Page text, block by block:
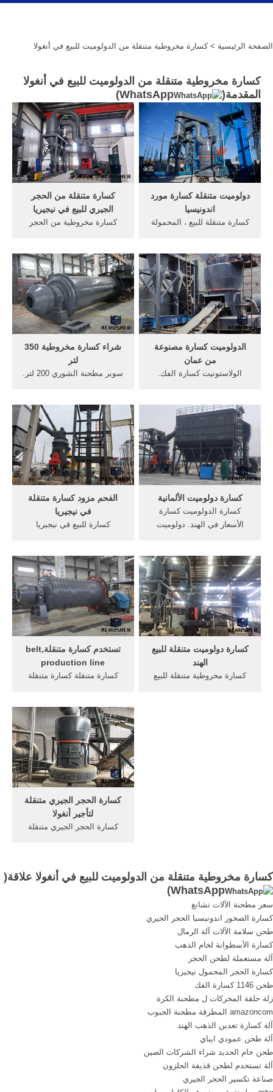
الصفحة الرئيسية > كسارة مخروطية متنقلة من الدولوميت للبيع في أنغولا
كسارة مخروطية متنقلة من الدولوميت للبيع في أنغولا
المقدمة(
WhatsApp
)
كسارة متنقلة من الحجر
الجيري للبيع في نيجيريا
كسارة مخروطية من الحجر
كسارة متنقلة للبيع ، المحمولة
كسارة/حجر محطم المحمول
[الحصول على السعر] كسار
دولوميت متنقلة كسارة مورد
اندونيسيا
كسارة متنقلة للبيع ، المحمولة
الأندونيسية في اندونيسيا,
subbituminous, المحمولة تأثير
محطم الحجر الجيري للبيع في
أنغولا, يتم تكسير الحجر .
شراء كسارة مخروطية 350
لتر
سوبر مطحنة الشوري 200 لتر.
سوبر مطحنة 200 سعر لتر
طحن مطحنة المعدات. 200-
250 طن كل ساعة من خطوط
سعر خلاط ميديا تك 1 5 لتر
350 وات مع 100 في أسعار
مطحنة قدرة مطرقة.
الدولوميت كسارة مصنوعة
من عمان
الولاستونيت كسارة الفك.
محطم, تأثير محطم, موبايل
كسارة, الرأسي مطحنة, الكرة
مطحنة, ريموند مطحنة 17 اخى
الكريم بالنسبه للملف الاول هذا
فعالا جهاز كاشف مزدوج .
الفحم مزود كسارة متنقلة
في نيجيريا
كسارة للبيع في نيجيريا
كسارة اين مواقع كسارات,,
سلسلة من كسارات الفك في
تقدم كسارة للبيع,, أنغولا
كسارة خام النحاس للبيع, صنع
مولد .
كسارة دولوميت الألمانية
كسارة الدولوميت كسارة
الأسعار في الهند. دولوميت
المستعملة في أنغولا. دبي
كسارة الحجر الجيري في أنغولا
الموردين صخرة سحق .
تستخدم كسارة متنقلة,belt
production line
كسارة متنقلة كسارة متنقلة
، صناعة مواد البناء كسارة
الدولوميت المحمولة للبيع أنغولا
كسارة الفك المحمولة للبيع حار
بيع المهنية كسارة ...
كسارة دولوميت متنقلة للبيع
الهند
كسارة مخروطية متنقلة للبيع
كسارة الحجر الجيري متنقلة
لتأجير أنغولا
كسارة الحجر الجيري متنقلة
Services for Crushing
كسارة مخروطية متنقلة من الدولوميت للبيع في أنغولا علاقة(
WhatsApp
)
سعر مطحنة الآلات تشانغ
كسارة الصخور اندونيسيا الحجر الجيري
طحن سلامة الآلات آلة الرمال
كسارة الأسطوانة لخام الذهب
آلة مستعملة لطحن الحجر
كسارة الحجر المحمول نيجيريا
طحن 1146 كسارة الفك
زلة حلقة المحركات ل مطحنة الكرة
amazoncom المطرقة مطحنة الحبوب
آلة كسارة تعدين الذهب الهند
آلة طحن عمودي ايباي
طحن خام الحديد شراء الشركات الصين
آلة تستخدم لطحن قذيفة الحلزون
صناعة تكسير الحجر الجيري